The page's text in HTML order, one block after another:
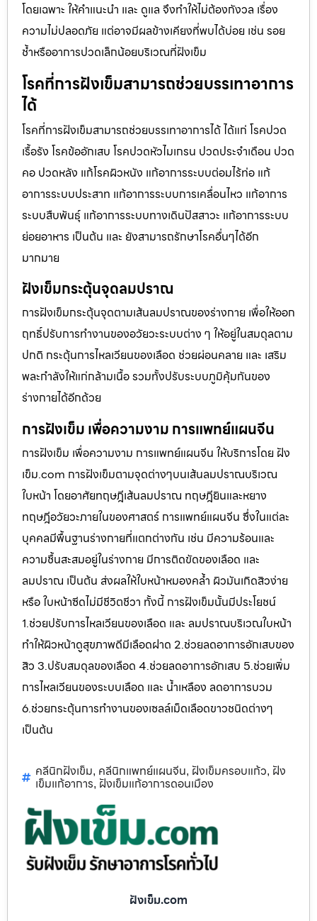
โดยเฉพาะ ให้คำแนะนำ และ ดูแล จึงทำให้ไม่ต้องกังวล เรื่อง
ความไม่ปลอดภัย แต่อาจมีผลข้างเคียงที่พบได้บ่อย เช่น รอย
ช้ำหรืออาการปวดเล็กน้อยบริเวณที่ฝังเข็ม
โรคที่การฝังเข็มสามารถช่วยบรรเทาอาการ
ได้
โรคที่การฝังเข็มสามารถช่วยบรรเทาอาการได้ ได้แก่ โรคปวด
เรื้อรัง โรคข้ออักเสบ โรคปวดหัวไมเกรน ปวดประจําเดือน ปวด
คอ ปวดหลัง แก้โรคผิวหนัง แก้อาการระบบต่อมไร้ท่อ แก้
อาการระบบประสาท แก้อาการระบบการเคลื่อนไหว แก้อาการ
ระบบสืบพันธุ์ แก้อาการระบบทางเดินปัสสาวะ แก้อาการระบบ
ย่อยอาหาร เป็นต้น และ ยังสามารถรักษาโรคอื่นๆได้อีก
มากมาย
ฝังเข็มกระตุ้นจุดลมปราณ
การฝังเข็มกระตุ้นจุดตามเส้นลมปราณของร่างกาย เพื่อให้ออก
ฤทธิ์ปรับการทำงานของอวัยวะระบบต่าง ๆ ให้อยู่ในสมดุลตาม
ปกติ กระตุ้นการไหลเวียนของเลือด ช่วยผ่อนคลาย และ เสริม
พละกำลังให้แก่กล้ามเนื้อ รวมทั้งปรับระบบภูมิคุ้มกันของ
ร่างกายได้อีกด้วย
การฝังเข็ม เพื่อความงาม การแพทย์แผนจีน
การฝังเข็ม เพื่อความงาม การแพทย์แผนจีน ให้บริการโดย ฝัง
เข็ม.com การฝังเข็มตามจุดต่างๆบนเส้นลมปราณบริเวณ
ใบหน้า โดยอาศัยทฤษฎีเส้นลมปราณ ทฤษฎียินและหยาง
ทฤษฎีอวัยวะภายในของศาสตร์ การแพทย์แผนจีน ซึ่งในแต่ละ
บุคคลมีพื้นฐานร่างกายที่แตกต่างกัน เช่น มีความร้อนและ
ความชื้นสะสมอยู่ในร่างกาย มีการติดขัดของเลือด และ
ลมปราณ เป็นต้น ส่งผลให้ใบหน้าหมองคล้ำ ผิวมันเกิดสิวง่าย
หรือ ใบหน้าซีดไม่มีชีวิตชีวา ทั้งนี้ การฝังเข็มนั้นมีประโยชน์
1.ช่วยปรับการไหลเวียนของเลือด และ ลมปราณบริเวณใบหน้า
ทำให้ผิวหน้าดูสุขภาพดีมีเลือดฝาด 2.ช่วยลดอาการอักเสบของ
สิว 3.ปรับสมดุลของเลือด 4.ช่วยลดอาการอักเสบ 5.ช่วยเพิ่ม
การไหลเวียนของระบบเลือด และ น้ำเหลือง ลดอาการบวม
6.ช่วยกระตุ้นการทำงานของเซลล์เม็ดเลือดขาวชนิดต่างๆ
เป็นต้น
คลีนิกฝังเข็ม, คลีนิกแพทย์แผนจีน, ฝังเข็มครอบแก้ว, ฝัง
เข็มแก้อาการ, ฝังเข็มแก้อาการดอนเมือง
ฝังเข็ม.com